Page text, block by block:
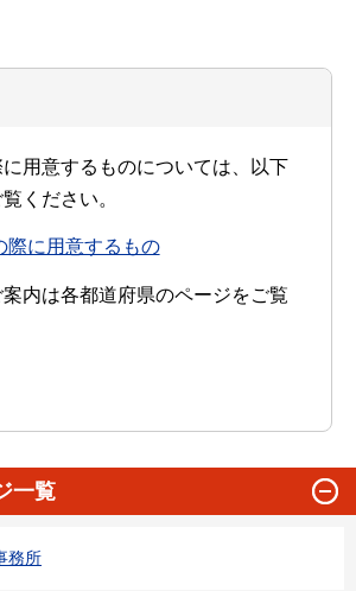
用意するものについては、以下
ください。
際に用意するもの
内は各都道府県のページをご覧
一覧
務所